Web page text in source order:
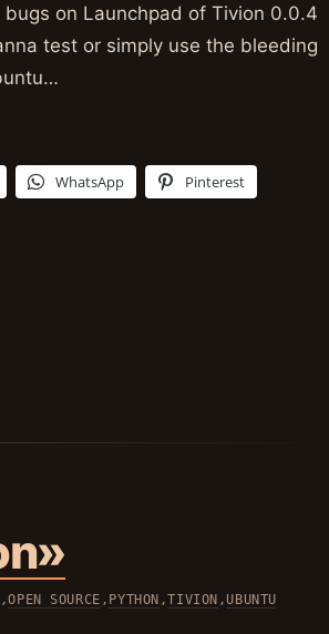
on Launchpad of Tivion 0.0.4
test or simply use the bleeding
WhatsApp Pinterest
,OPEN SOURCE , PYTHON ,TIVION , UBUNTU